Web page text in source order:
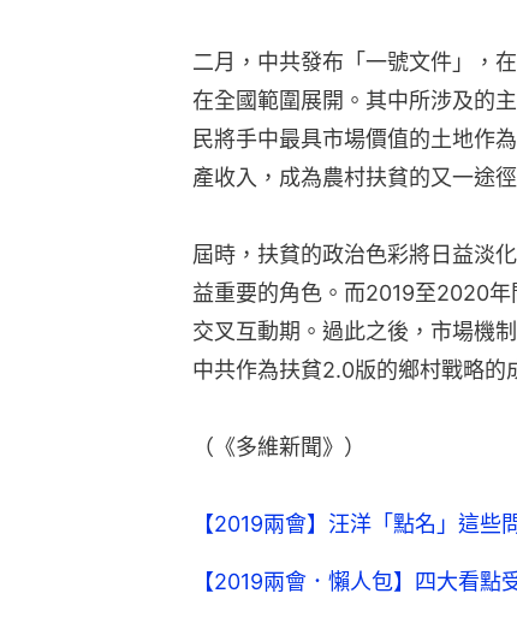
二月，中共發布「一號文件」，
在全國範圍展開。其中所涉及的
民將手中最具市場價值的土地作
產收入，成為農村扶貧的又一途徑
屆時，扶貧的政治色彩將日益淡
益重要的角色。而2019至2020
交叉互動期。過此之後，市場機
中共作為扶貧2.0版的鄉村戰略的
（《多維新聞》）
【2019兩會】汪洋「點名」這些
【2019兩會．懶人包】四大看